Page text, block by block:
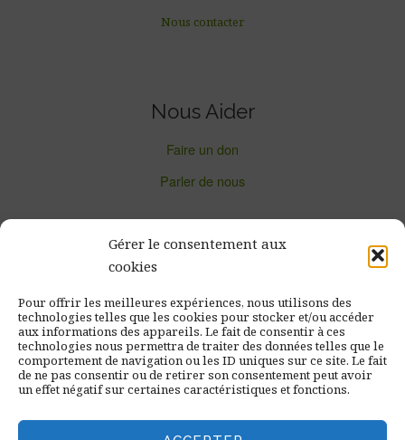
Gérer le consentement aux
cookies
Pour offrir les meilleures expériences, nous utilisons des
technologies telles que les cookies pour stocker et/ou accéder
aux informations des appareils. Le fait de consentir à ces
technologies nous permettra de traiter des données telles que le
comportement de navigation ou les ID uniques sur ce site. Le fait
de ne pas consentir ou de retirer son consentement peut avoir
un effet négatif sur certaines caractéristiques et fonctions.
Nous contacter
Nous Aider
Faire un don
Parler de nous
Newsletter de Pilotes Volontaires